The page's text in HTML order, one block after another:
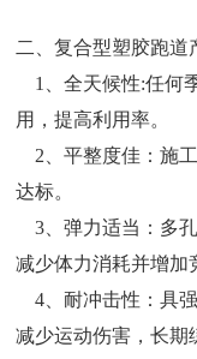
二、复合型塑胶跑道
1、全天候性:任何
用，提高利用率。
2、平整度佳：施
达标。
3、弹力适当：多
减少体力消耗并增加
4、耐冲击性：具
减少运动伤害，长期